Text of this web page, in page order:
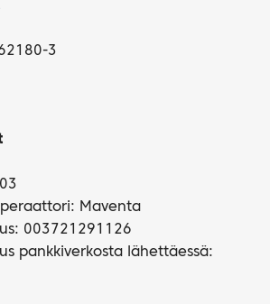
3
Maventa
003721291126
pankkiverkosta lähettäessä: